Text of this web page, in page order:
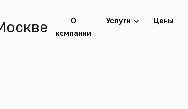
О
компании
Услуги Цены